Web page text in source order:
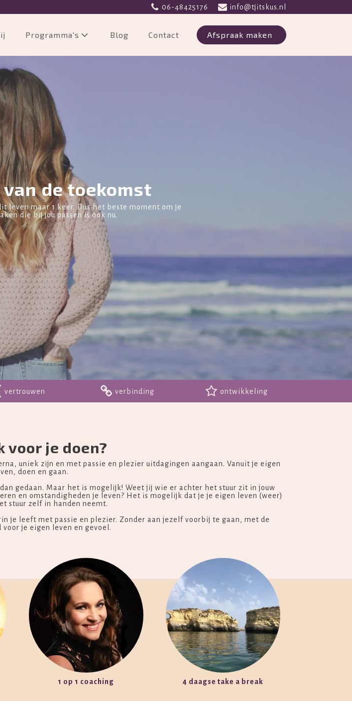
06-48425176 info@tjitskus.nl
Programma's Blog Contact Afspraak maken
de toekomst
maar 1 keer. Dus het beste moment om je
die bij jou passen is ook nu.
vertrouwen verbinding ontwikkeling
voor je doen?
uniek zijn en met passie en plezier uitdagingen aangaan. Vanuit je eigen
doen en gaan.
gedaan. Maar het is mogelijk! Weet jij wie er achter het stuur zit in jouw
en omstandigheden je leven? Het is mogelijk dat je je eigen leven (weer)
stuur zelf in handen neemt.
je leeft met passie en plezier. Zonder aan jezelf voorbij te gaan, met de
je eigen leven en gevoel.
1 op 1 coaching 4 daagse take a break